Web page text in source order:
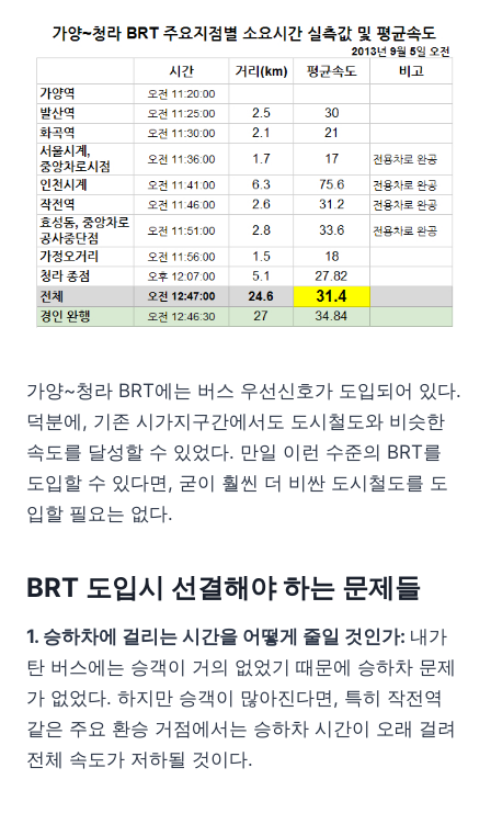
가양~청라 BRT에는 버스 우선신호가 도입되어 있다.
덕분에, 기존 시가지구간에서도 도시철도와 비슷한
속도를 달성할 수 있었다. 만일 이런 수준의 BRT를
도입할 수 있다면, 굳이 훨씬 더 비싼 도시철도를 도
입할 필요는 없다.
BRT 도입시 선결해야 하는 문제들
1. 승하차에 걸리는 시간을 어떻게 줄일 것인가: 내가
탄 버스에는 승객이 거의 없었기 때문에 승하차 문제
가 없었다. 하지만 승객이 많아진다면, 특히 작전역
같은 주요 환승 거점에서는 승하차 시간이 오래 걸려
전체 속도가 저하될 것이다.